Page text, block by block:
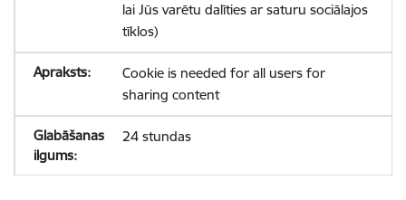
lai Jūs varētu dalīties ar saturu sociālajos
tīklos)
Cookie is needed for all users for
sharing content
24 stundas